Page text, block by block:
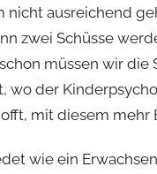
nicht ausreichend
zwei Schüsse
müssen wir die
wo der
mit diesem mehr
wie ein